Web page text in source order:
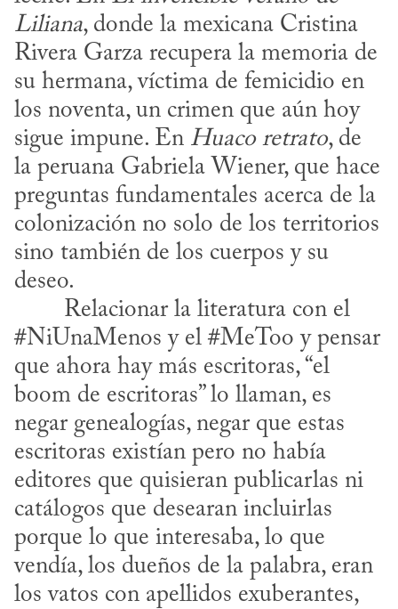
Liliana, donde la mexicana Cristina
Rivera Garza recupera la memoria de
su hermana, víctima de femicidio en
los noventa, un crimen que aún hoy
sigue impune. En Huaco retrato, de
la peruana Gabriela Wiener, que hace
preguntas fundamentales acerca de la
colonización no solo de los territorios
sino también de los cuerpos y su
deseo.
#NiUnaMenos y el #MeToo y pensar
que ahora hay más escritoras, “el
boom de escritoras” lo llaman, es
negar genealogías, negar que estas
escritoras existían pero no había
editores que quisieran publicarlas ni
catálogos que desearan incluirlas
porque lo que interesaba, lo que
vendía, los dueños de la palabra, eran
los vatos con apellidos exuberantes,